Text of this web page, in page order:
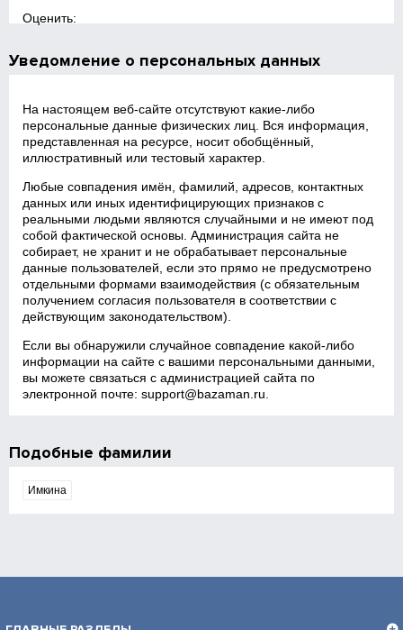
Оценить:
Уведомление о персональных данных
На настоящем веб‑сайте отсутствуют какие‑либо
персональные данные физических лиц. Вся информация,
представленная на ресурсе, носит обобщённый,
иллюстративный или тестовый характер.
Любые совпадения имён, фамилий, адресов, контактных
данных или иных идентифицирующих признаков с
реальными людьми являются случайными и не имеют под
собой фактической основы. Администрация сайта не
собирает, не хранит и не обрабатывает персональные
данные пользователей, если это прямо не предусмотрено
отдельными формами взаимодействия (с обязательным
получением согласия пользователя в соответствии с
действующим законодательством).
Если вы обнаружили случайное совпадение какой‑либо
информации на сайте с вашими персональными данными,
вы можете связаться с администрацией сайта по
электронной почте:support@bazaman.ru
Подобные фамилии
Имкина